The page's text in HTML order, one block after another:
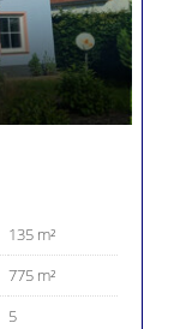
135 m²
775 m²
5